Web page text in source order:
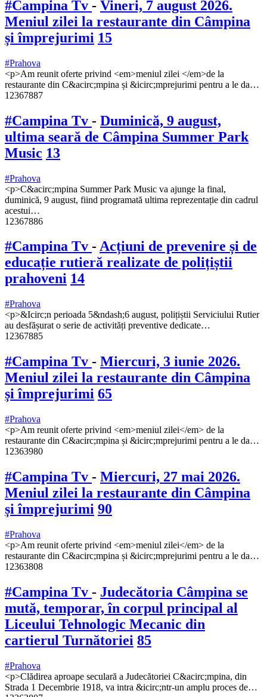
#Campina Tv - Vineri, 7 august 2026.
Meniul zilei la restaurante din Câmpina
și împrejurimi 15
#Prahova
<p>Am reunit oferte privind <em>meniul zilei </em>de la
restaurante din C&acirc;mpina și &icirc;mprejurimi pentru a le da…
12367887
#Campina Tv - Duminică, 9 august,
ultima seară de Câmpina Summer Park
Music 13
#Prahova
<p>C&acirc;mpina Summer Park Music va ajunge la final,
duminică, 9 august, fiind programată ultima reprezentație din cadrul
acestui…
12367886
#Campina Tv -Acțiuni de prevenire și de
educație rutieră realizate de polițiștii
prahoveni 14
#Prahova
<p>&Icirc;n perioada 5&ndash;6 august, polițiștii Serviciului Rutier
au desfășurat o serie de activități preventive dedicate…
12367885
#Campina Tv - Miercuri, 3 iunie 2026.
Meniul zilei la restaurante din Câmpina
și împrejurimi 65
#Prahova
<p>Am reunit oferte privind <em>meniul zilei</em> de la
restaurante din C&acirc;mpina și &icirc;mprejurimi pentru a le da…
12363980
#Campina Tv - Miercuri, 27 mai 2026.
Meniul zilei la restaurante din Câmpina
și împrejurimi 90
#Prahova
<p>Am reunit oferte privind <em>meniul zilei</em> de la
restaurante din C&acirc;mpina și &icirc;mprejurimi pentru a le da…
12363808
#Campina Tv - Judecătoria Câmpina se
mută, temporar, în corpul principal al
Liceului Tehnologic Mecanic din
cartierul Turnătoriei 85
#Prahova
<p>Clădirea aproape seculară a Judecătoriei C&acirc;mpina, din
Strada 1 Decembrie 1918, va intra &icirc;ntr-un amplu proces de…